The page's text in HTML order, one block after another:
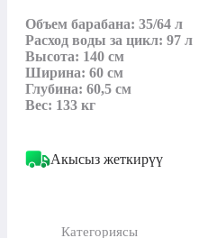
Объем барабана: 35/64 л
Расход воды за цикл: 97 л
Высота: 140 см
Ширина: 60 см
Глубина: 60,5 см
Вес: 133 кг
Акысыз жеткирүү
Категориясы